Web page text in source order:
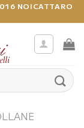
NOICATTARO